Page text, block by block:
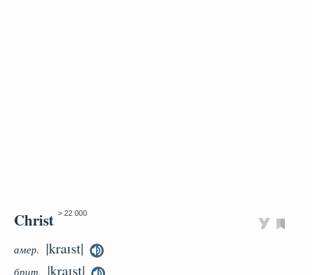
Christ > 22 000
амер. |kraɪst|
брит. |kraɪst|